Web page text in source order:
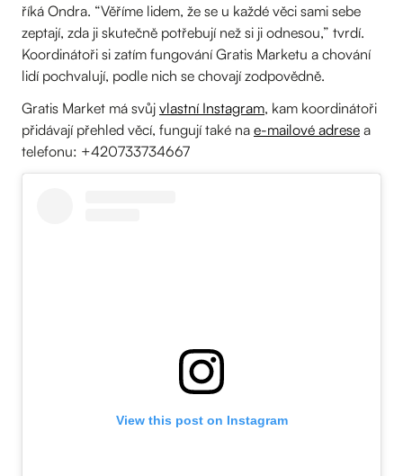
říká Ondra. “Věříme lidem, že se u každé věci sami sebe
zeptají, zda ji skutečně potřebují než si ji odnesou,” tvrdí.
Koordinátoři si zatím fungování Gratis Marketu a chování
lidí pochvalují, podle nich se chovají zodpovědně.
Gratis Market má svůj vlastní Instagram, kam koordinátoři
přidávají přehled věcí, fungují také na e-mailové adrese a
telefonu: +420733734667
View this post on Instagram